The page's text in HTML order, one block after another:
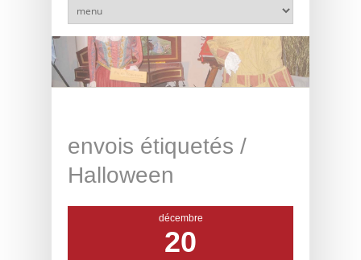
envois étiquetés /
Halloween
décembre
20